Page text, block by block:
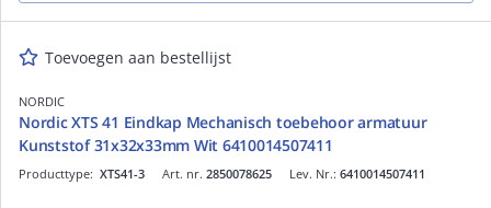
Toevoegen aan bestellijst
NORDIC
Nordic XTS 41 Eindkap Mechanisch toebehoor armatuur
Kunststof 31x32x33mm Wit 6410014507411
Art. nr. 2850078625
Producttype: XTS41-3 Lev. Nr.: 6410014507411